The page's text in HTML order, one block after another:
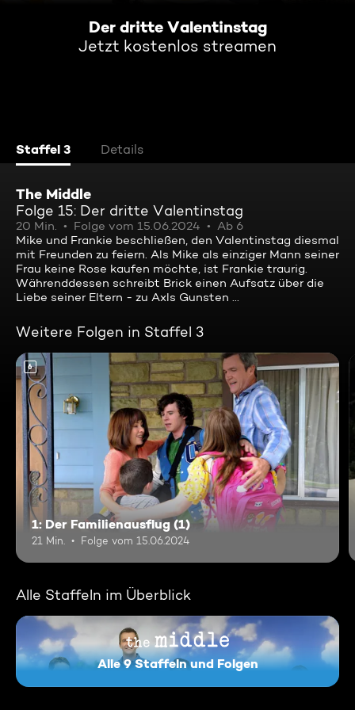
Der dritte Valentinstag
Jetzt kostenlos streamen
Staffel 3 Details
The Middle
Folge 15: Der dritte Valentinstag
20 Min. Folge vom 15.06.2024
Ab 6
Mike und Frankie beschließen, den Valentinstag diesmal
mit Freunden zu feiern. Als Mike als einziger Mann seiner
Frau keine Rose kaufen möchte, ist Frankie traurig.
Währenddessen schreibt Brick einen Aufsatz über die
Liebe seiner Eltern - zu Axls Gunsten ...
Weitere Folgen in Staffel 3
6
1: Der Familienausflug (1)
21 Min. Folge vom 15.06.2024
Alle Staffeln im Überblick
Alle 9 Staffeln und Folgen